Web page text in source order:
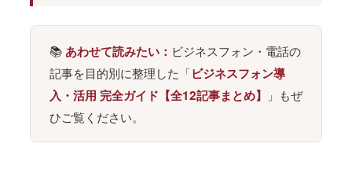
📚あわせて読みたい： ビジネスフォン・電話の
記事を目的別に整理した「ビジネスフォン導
入・活用 完全ガイド【全12記事まとめ】 」もぜ
ひご覧ください。